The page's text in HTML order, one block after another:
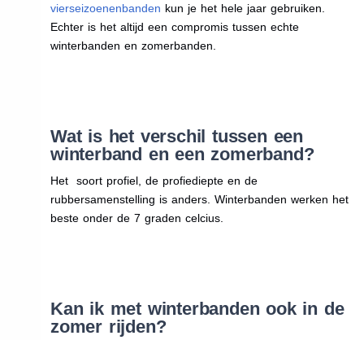
vierseizoenenbanden kun je het hele jaar gebruiken.
Echter is het altijd een compromis tussen echte
winterbanden en zomerbanden.
Wat is het verschil tussen een
winterband en een zomerband?
Het soort profiel, de profiediepte en de
rubbersamenstelling is anders. Winterbanden werken het
beste onder de 7 graden celcius.
Kan ik met winterbanden ook in de
zomer rijden?